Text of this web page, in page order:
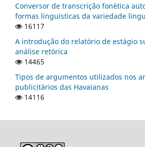
Conversor de transcrição fonética
formas linguísticas da variedade
16117
A introdução do relatório de estágio
análise retórica
14465
Tipos de argumentos utilizados nos
publicitários das Havaianas
14116